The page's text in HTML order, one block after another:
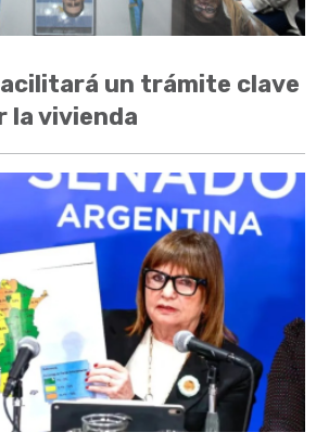
un trámite clave
la vivienda